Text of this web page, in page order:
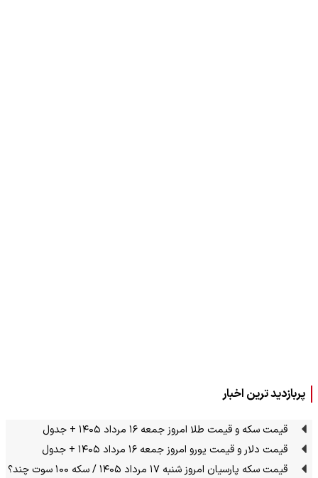
پربازدید ترین اخبار
قیمت سکه و قیمت طلا امروز جمعه ۱۶ مرداد ۱۴۰۵ + جدول
قیمت دلار و قیمت یورو امروز جمعه ۱۶ مرداد ۱۴۰۵ + جدول
قیمت سکه پارسیان امروز شنبه ۱۷ مرداد ۱۴۰۵ / سکه ۱۰۰ سوت چند؟